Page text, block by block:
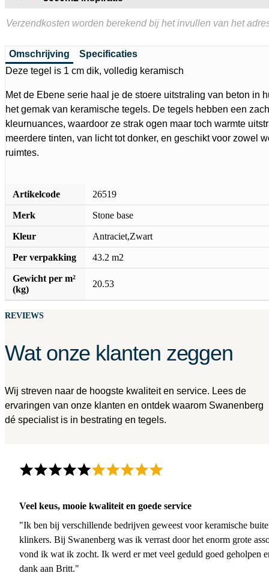
Verzendkosten worden berekend bij het invullen van het
Omschrijving
Specificaties
Deze tegel is 1 cm dik, volledig keramisch
Met de Ebene serie haal je de stoere uitstraling van beton in
het gemak van keramische tegels. De tegels hebben een
kleurnuances, waardoor ze strak ogen maar toch warmte
meerdere tinten, van licht tot donker, en geschikt voor zowel
ruimtes.
Artikelcode 26519
Merk Stone base
Kleur Antraciet,Zwart
Per verpakking 43.2 m2
Gewicht per m²
(kg)
20.53
REVIEWS
Wat onze klanten zeggen
Wij streven naar de hoogste kwaliteit en service. Lees de
ervaringen van onze klanten en ontdek waarom Swanenberg
dé specialist is in bestrating en tegels.
Veel keus, mooie kwaliteit en goede service
"Ik ben bij verschillende bedrijven geweest voor keramische
klinkers. Bij Swanenberg was ik verrast door het enorm grote
vond ik wat ik zocht. Ik werd er met veel geduld goed geholpen
dank aan Britt."